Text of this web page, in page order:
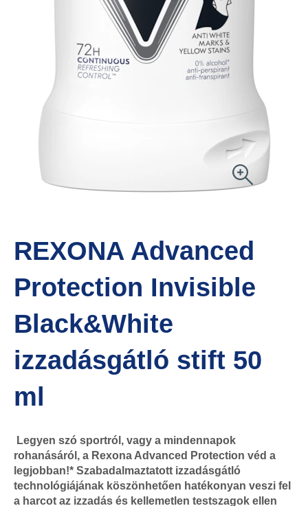
REXONA Advanced
Protection Invisible
Black&White
izzadásgátló stift 50
ml
Legyen szó sportról, vagy a mindennapok
rohanásáról, a Rexona Advanced Protection véd a
legjobban!* Szabadalmaztatott izzadásgátló
technológiájának köszönhetően hatékonyan veszi fel
a harcot az izzadás és kellemetlen testszagok ellen